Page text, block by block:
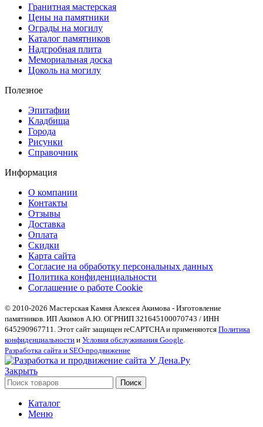
Гранитная мастерская
Цены на памятники
Ограды на могилу
Каталог памятников
Надгробная плита
Мемориальная доска
Цоколь на могилу
Полезное
Эпитафии
Кладбища
Города
Рисунки
Справочник
Информация
О компании
Контакты
Отзывы
Доставка
Оплата
Скидки
Карта сайта
Согласие на обработку персональных данных
Политика конфиденциальности
Соглашение о работе Cookie
© 2010-2026 Мастерская Камня Алексея Акимова - Изготовление
памятников. ИП Акимов А.Ю. ОГРНИП 321645100070743 / ИНН
645290967711. Этот сайт защищен reCAPTCHA и применяются Политика
конфиденциальности и Условия обслуживания Google
Разработка сайта и SEO-продвижение
Закрыть
Поиск
Каталог
Меню